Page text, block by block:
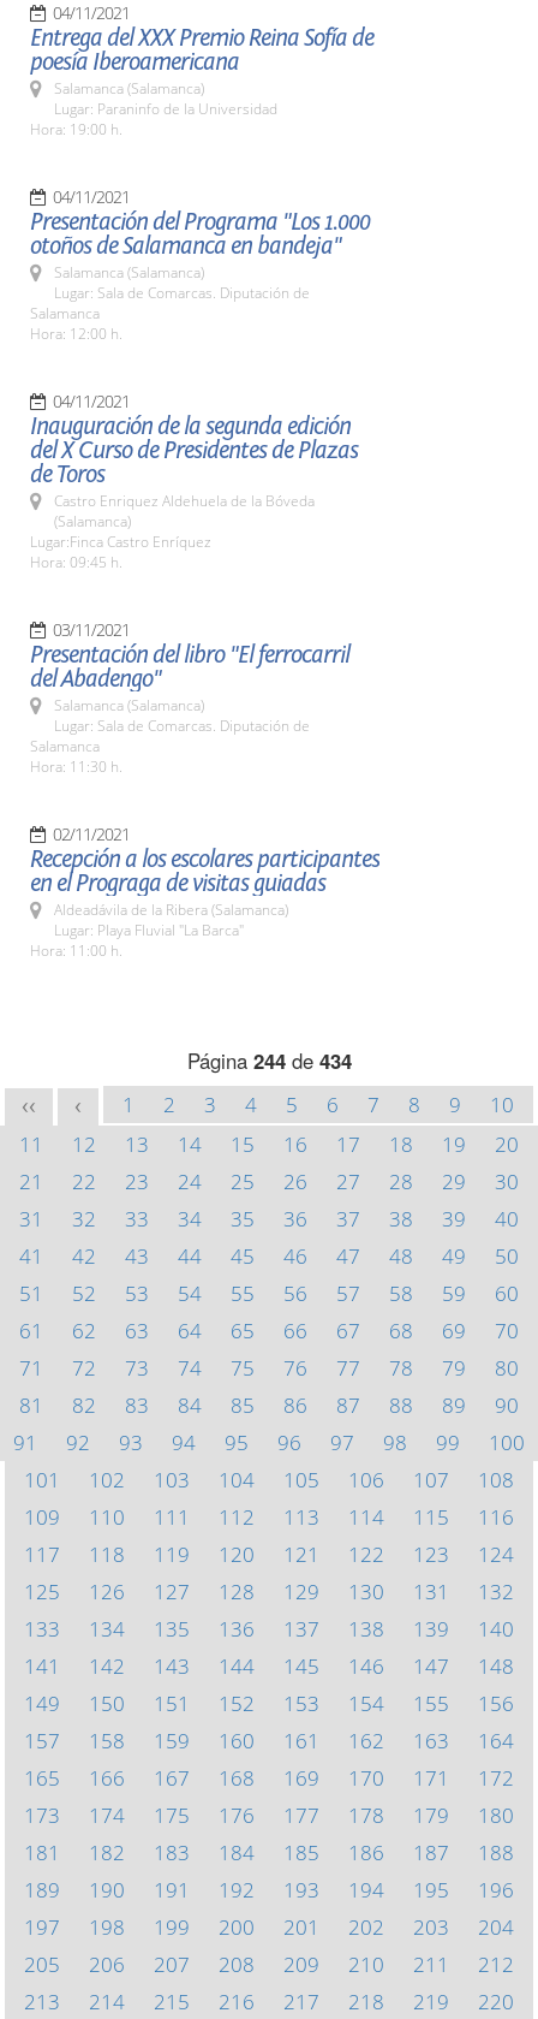
04/11/2021
Entrega del XXX Premio Reina Sofía de
poesía Iberoamericana
Salamanca (Salamanca)
Lugar: Paraninfo de la Universidad
Hora: 19:00 h.
04/11/2021
Presentación del Programa "Los 1.000
otoños de Salamanca en bandeja"
Salamanca (Salamanca)
Lugar: Sala de Comarcas. Diputación de
Salamanca
Hora: 12:00 h.
04/11/2021
Inauguración de la segunda edición
del X Curso de Presidentes de Plazas
de Toros
Castro Enriquez Aldehuela de la Bóveda
(Salamanca)
Lugar:Finca Castro Enríquez
Hora: 09:45 h.
03/11/2021
Presentación del libro "El ferrocarril
del Abadengo"
Salamanca (Salamanca)
Lugar: Sala de Comarcas. Diputación de
Salamanca
Hora: 11:30 h.
02/11/2021
Recepción a los escolares participantes
en el Prograga de visitas guiadas
Aldeadávila de la Ribera (Salamanca)
Lugar: Playa Fluvial "La Barca"
Hora: 11:00 h.
Página 244de 434
<< < 1 2 3 4 5 6 7 8 9
10
11
12 13 14 15 16 17 18 19
20
21
22 23 24 25 26 27 28 29
30
31
32 33 34 35 36 37 38 39
40
41
42 43 44 45 46 47 48 49
50
51
52 53 54 55 56 57 58 59
60
61
62 63 64 65 66 67 68 69
70
71
72 73 74 75 76 77 78 79
80
81
82 83 84 85 86 87 88 89
90
91
92 93 94 95 96 97 98 99
100
101
102 103 104 105 106 107
108
109
110 111 112 113 114 115
116
117
118 119 120 121 122 123
124
125
126 127 128 129 130 131
132
133
134 135 136 137 138 139
140
141
142 143 144 145 146 147
148
149
150 151 152 153 154 155
156
157
158 159 160 161 162 163
164
165
166 167 168 169 170 171
172
173
174 175 176 177 178 179
180
181
182 183 184 185 186 187
188
189
190 191 192 193 194 195
196
197
198 199 200 201 202 203
204
205
206 207 208 209 210 211
212
213
214 215 216 217 218 219 220